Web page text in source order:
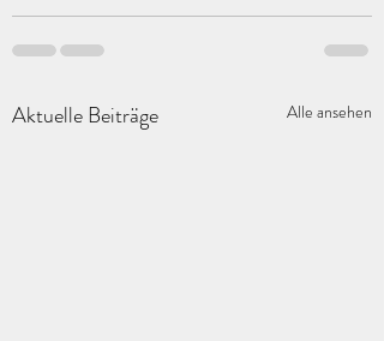
Aktuelle Beiträge Alle ansehen